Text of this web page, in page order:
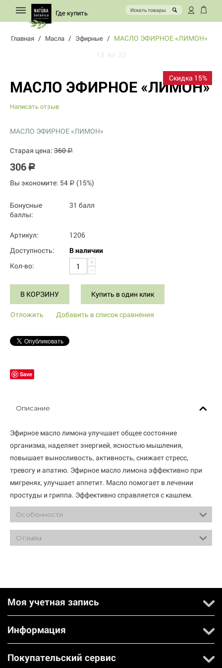
Где купить
Главная / Масла / Эфирные / МАСЛО ЭФИРНОЕ «ЛИМОН»
13 из 23
Скидка 15%
МАСЛО ЭФИРНОЕ «ЛИМОН»
Написать отзыв
МАСЛО ЭФИРНОЕ «ЛИМОН»
Старая цена: 360 Р
306 Р
Вы экономите: 54 Р (15%)
Бонусные
баллы:
31 балл
Артикул:
1206
Доступность:
В наличии
Кол-во:
+
−
В КОРЗИНУ Купить в один клик
Отложить Добавить в список сравнения
Save
Описание
Эфирное масло лимона улучшает общее состояние
организма, наделяет энергией, ясностью мышления,
повышает выносливость, активность, снижает стресс,
тревогу и апатию. Эфирное масло лимона эффективно при
мигренях, улучшает аппетит. Масло помогает в лечении
простуды и гриппа. Эффективно справляется с кашлем.
Особенности
Отзывы
Моя учетная запись
Информация
Покупательский сервис